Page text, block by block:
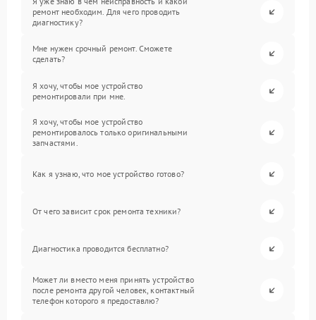
ремонт необходим. Для чего проводить
диагностику?
Мне нужен срочный ремонт. Сможете
сделать?
Я хочу, чтобы мое устройство
ремонтировали при мне.
Я хочу, чтобы мое устройство
ремонтировалось только оригинальными
запчастями.
Как я узнаю, что мое устройство готово?
От чего зависит срок ремонта техники?
Диагностика проводится бесплатно?
Может ли вместо меня принять устройство
после ремонта другой человек, контактный
телефон которого я предоставлю?